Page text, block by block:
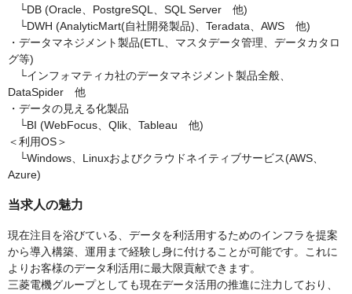
└DB (Oracle、PostgreSQL、SQL Server 他)
└DWH (AnalyticMart(自社開発製品)、Teradata、AWS 他)
・データマネジメント製品(ETL、マスタデータ管理、データカタロ
グ等)
└インフォマティカ社のデータマネジメント製品全般、
DataSpider 他
・データの見える化製品
└BI (WebFocus、Qlik、Tableau 他)
＜利用OS＞
└Windows、Linuxおよびクラウドネイティブサービス(AWS、
Azure)
当求人の魅力
現在注目を浴びている、データを利活用するためのインフラを提案
から導入構築、運用まで経験し身に付けることが可能です。これに
よりお客様のデータ利活用に最大限貢献できます。
三菱電機グループとしても現在データ活用の推進に注力しており、